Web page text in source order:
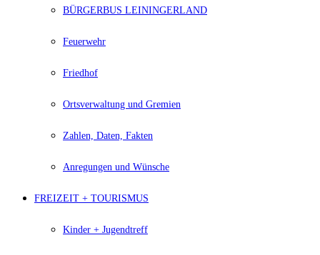
BÜRGERBUS LEININGERLAND
Feuerwehr
Friedhof
Ortsverwaltung und Gremien
Zahlen, Daten, Fakten
Anregungen und Wünsche
FREIZEIT + TOURISMUS
Kinder + Jugendtreff